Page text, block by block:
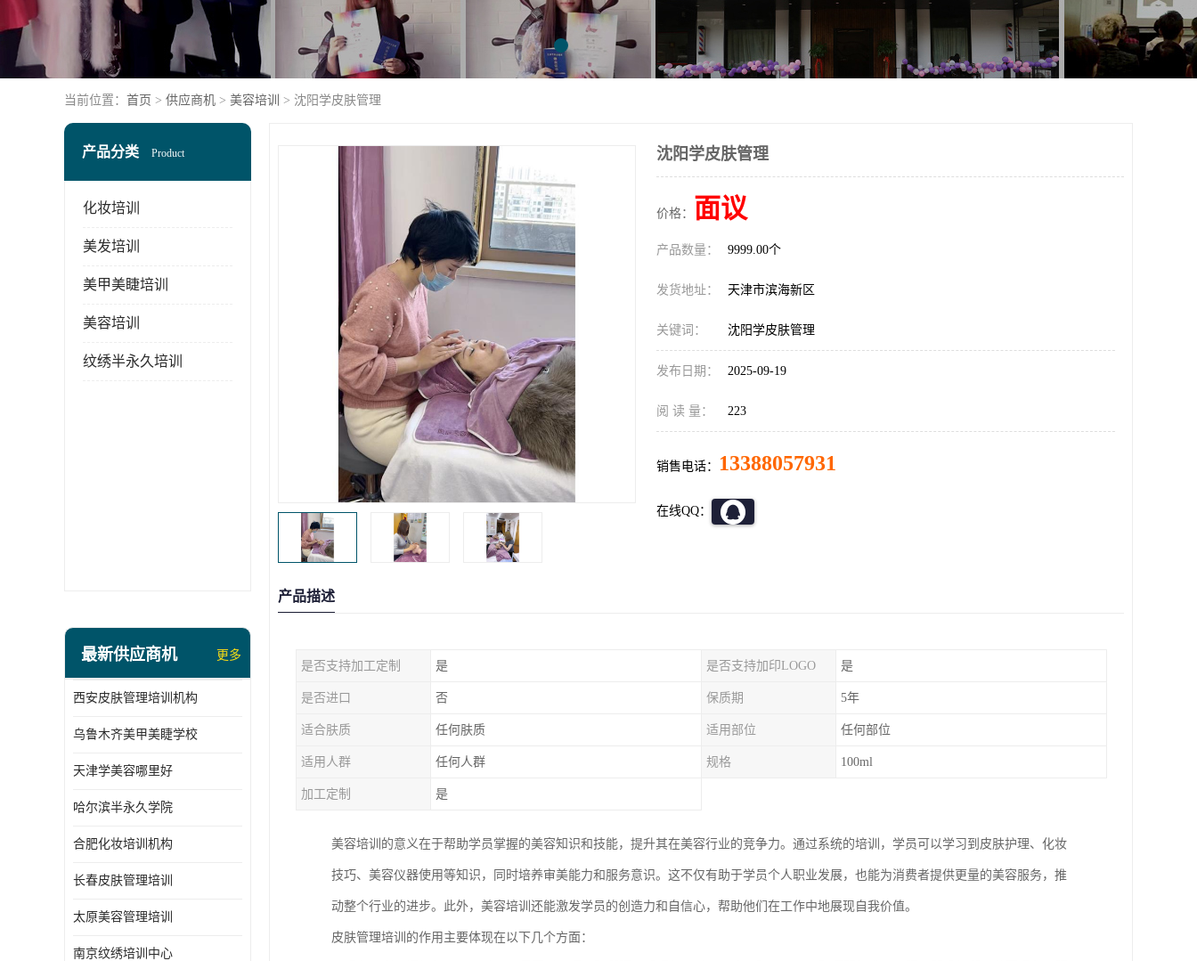
当前位置： 首页 > 供应商机 > 美容培训 > 沈阳学皮肤管理
产品分类 Product
化妆培训
美发培训
美甲美睫培训
美容培训
纹绣半永久培训
最新供应商机 更多
西安皮肤管理培训机构
乌鲁木齐美甲美睫学校
天津学美容哪里好
哈尔滨半永久学院
合肥化妆培训机构
长春皮肤管理培训
太原美容管理培训
南京纹绣培训中心
沈阳学皮肤管理
价格： 面议
产品数量： 9999.00个
发货地址： 天津市滨海新区
关键词： 沈阳学皮肤管理
发布日期： 2025-09-19
阅 读 量： 223
销售电话： 13388057931
在线QQ：
产品描述
是否支持加工定制 是 是否支持加印LOGO 是
是否进口 否 保质期 5年
适合肤质 任何肤质 适用部位 任何部位
适用人群 任何人群 规格 100ml
加工定制 是
美容培训的意义在于帮助学员掌握的美容知识和技能，提升其在美容行业的竞争力。通过系统的培训，学员可以学习到皮肤护理、化妆
技巧、美容仪器使用等知识，同时培养审美能力和服务意识。这不仅有助于学员个人职业发展，也能为消费者提供更量的美容服务，推
动整个行业的进步。此外，美容培训还能激发学员的创造力和自信心，帮助他们在工作中地展现自我价值。
皮肤管理培训的作用主要体现在以下几个方面：